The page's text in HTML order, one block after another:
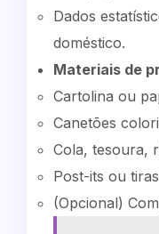
Dados
doméstico.
Materiais de
Cartolina ou
Canetões
Cola, tesoura,
Post-its ou
(Opcional)